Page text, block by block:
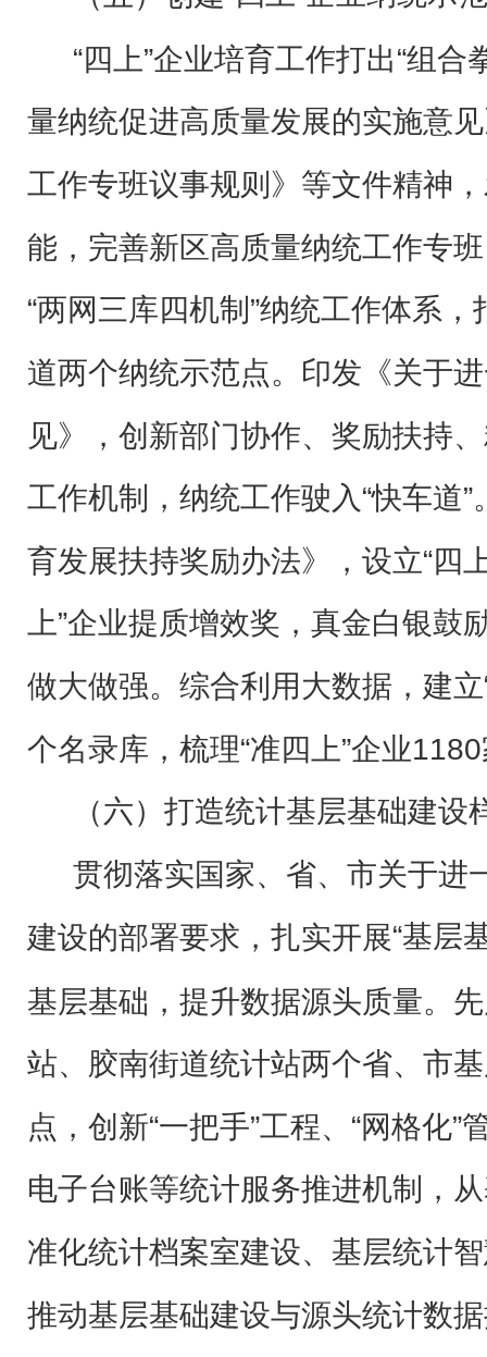
“四上”企业培育工作打出“组合
量纳统促进高质量发展的实施意
工作专班议事规则》等文件精神
能，完善新区高质量纳统工作专
“两网三库四机制”纳统工作体系
道两个纳统示范点。印发《关于
见》，创新部门协作、奖励扶持
工作机制，纳统工作驶入“快车道”
育发展扶持奖励办法》，设立“四
上”企业提质增效奖，真金白银鼓
做大做强。综合利用大数据，建立
个名录库，梳理“准四上”企业
（六）打造统计基层基础建设
贯彻落实国家、省、市关于进
建设的部署要求，扎实开展“基层
基层基础，提升数据源头质量。
站、胶南街道统计站两个省、市
点，创新“一把手”工程、“网格化
电子台账等统计服务推进机制，
准化统计档案室建设、基层统计
推动基层基础建设与源头统计数